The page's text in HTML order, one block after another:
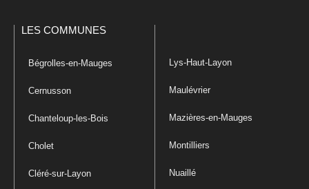
LES COMMUNES
Bégrolles-en-Mauges
Cernusson
Chanteloup-les-Bois
Cholet
Cléré-sur-Layon
Lys-Haut-Layon
Maulévrier
Mazières-en-Mauges
Montilliers
Nuaillé